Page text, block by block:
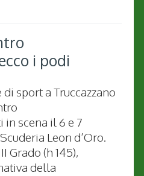
i podi
sport a Truccazzano
scena il 6 e 7
Leon d’Oro.
Grado (h 145),
della